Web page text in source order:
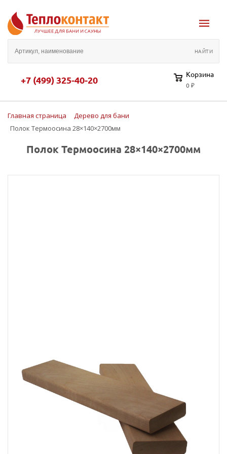
+7 (499) 325-40-20 Корзина
0 ₽
Главная страница
Дерево для бани
Полок Термоосина 28×140×2700мм
Полок Термоосина 28×140×2700мм